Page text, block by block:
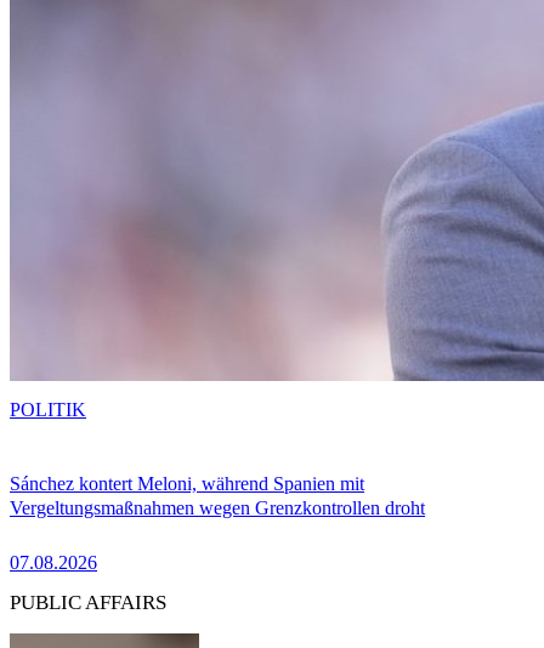
Sánchez kontert Meloni, während Spanien mit
Vergeltungsmaßnahmen wegen Grenzkontrollen droht
07.08.2026
POLITIK
PUBLIC AFFAIRS